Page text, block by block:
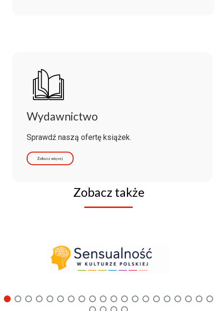
Wydawnictwo
Sprawdź naszą ofertę książek.
Zobacz więcej
Zobacz także